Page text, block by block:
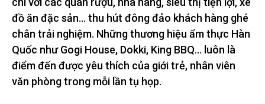
đồ ăn đặc sản… thu hút đông đảo khách hàng ghé
chân trải nghiệm. Những thương hiệu ẩm thực Hàn
Quốc như Gogi House, Dokki, King BBQ… luôn là
điểm đến được yêu thích của giới trẻ, nhân viên
văn phòng trong mỗi lần tụ họp.